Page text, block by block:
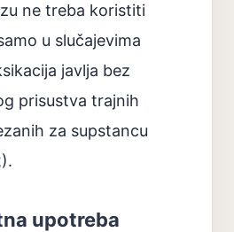
ne treba koristiti
u slučajevima
javlja bez
prisustva trajnih
za supstancu
upotreba